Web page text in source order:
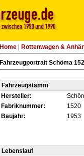
Home| Rottenwagen &
Fahrzeugportrait Schöma
Fahrzeugstamm
Hersteller:
Fabriknummer:
1520
Baujahr:
1953
Lebenslauf